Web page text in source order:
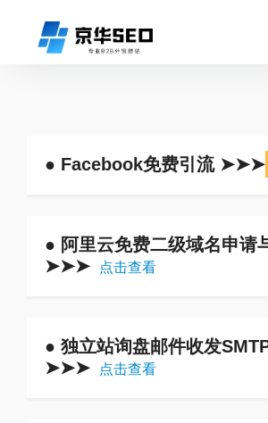
● Facebook免费引流 ➤➤➤
● 阿里云免费二级域名申请
➤➤➤
点击查看
● 独立站询盘邮件收发
➤➤➤
点击查看